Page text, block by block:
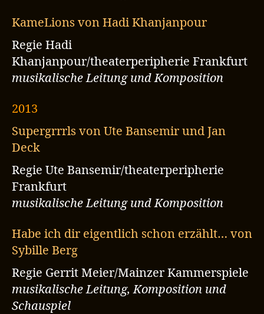
KameLions von Hadi Khanjanpour
Regie Hadi
Khanjanpour/theaterperipherie Frankfurt
musikalische Leitung und Komposition
2013
Supergrrrls von Ute Bansemir und Jan
Deck
Regie Ute Bansemir/theaterperipherie
Frankfurt
musikalische Leitung und Komposition
Habe ich dir eigentlich schon erzählt… von
Sybille Berg
Regie Gerrit Meier/Mainzer Kammerspiele
musikalische Leitung, Komposition und
Schauspiel